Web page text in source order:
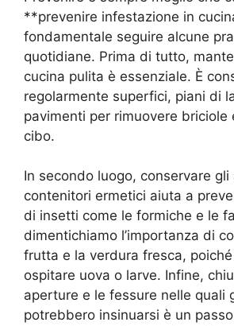
**prevenire infestazione in
fondamentale seguire alcune
quotidiane. Prima di tutto,
cucina pulita è essenziale. È
regolarmente superfici, piani di
pavimenti per rimuovere briciole
cibo.
In secondo luogo, conservare gli
contenitori ermetici aiuta a
di insetti come le formiche e le
dimentichiamo l’importanza di
frutta e la verdura fresca,
ospitare uova o larve. Infine,
aperture e le fessure nelle quali
potrebbero insinuarsi è un